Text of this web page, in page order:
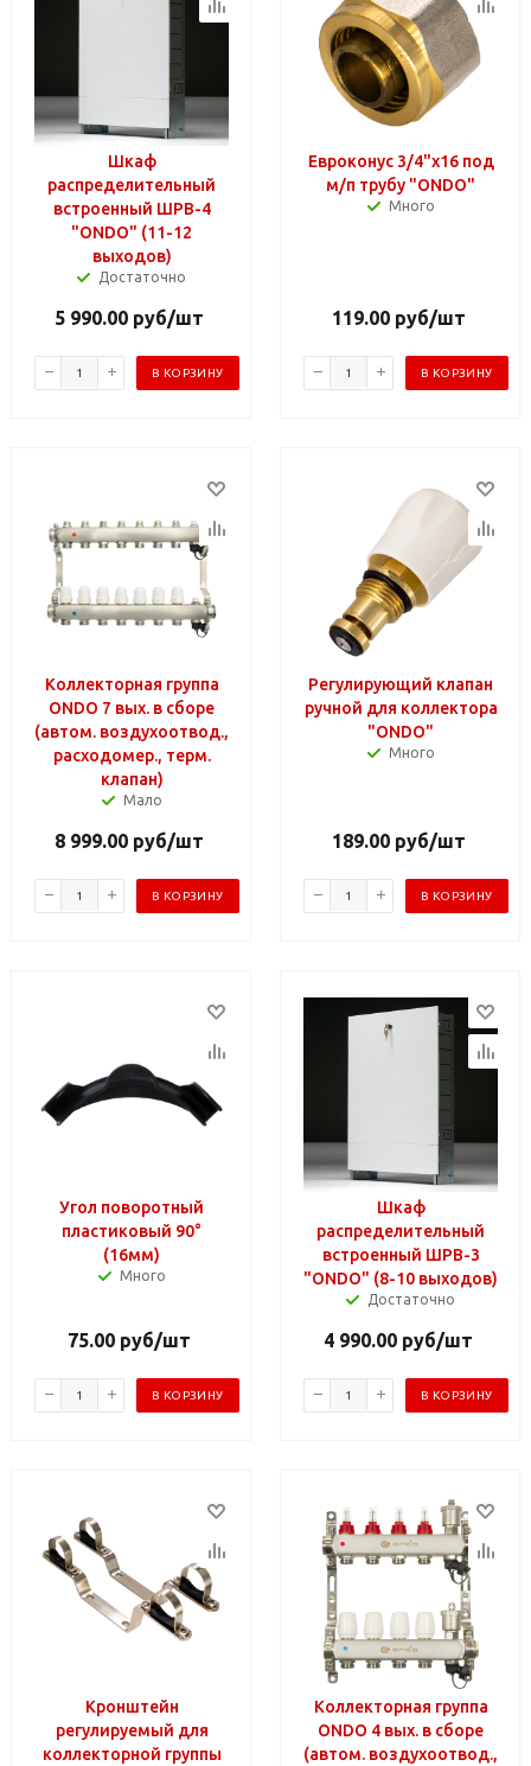
Шкаф
распределительный
встроенный ШРВ-4
"ONDO" (11-12
выходов)
Достаточно
5 990.00 руб/шт
В КОРЗИНУ
Евроконус 3/4"х16 под
м/п трубу "ONDO"
Много
119.00руб/шт
В КОРЗИНУ
Коллекторная группа
ONDO 7 вых. в сборе
(автом. воздухоотвод.,
расходомер., терм.
клапан)
Мало
8 999.00 руб/шт
В КОРЗИНУ
Регулирующий клапан
ручной для коллектора
"ONDO"
Много
189.00руб/шт
В КОРЗИНУ
Угол поворотный
пластиковый 90°
(16мм)
Много
75.00 руб/шт
В КОРЗИНУ
Шкаф
распределительный
встроенный ШРВ-3
"ONDO" (8-10 выходов)
Достаточно
4 990.00 руб/шт
В КОРЗИНУ
Кронштейн
регулируемый для
коллекторной группы
Коллекторная группа
ONDO 4 вых. в сборе
(автом. воздухоотвод.,